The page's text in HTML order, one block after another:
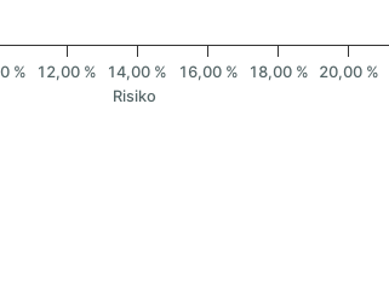
Risiko
% 12,00 % 14,00 % 16,00 % 18,00 % 20,00 %